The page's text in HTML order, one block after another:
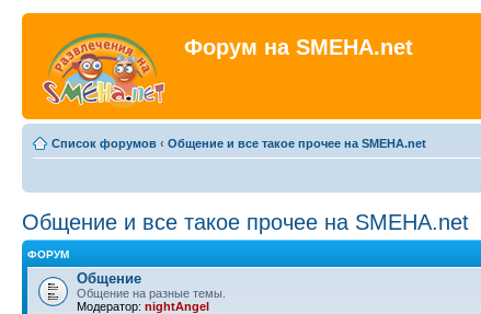
Форум на SMEHA.net
Список форумов ‹ Общение и все такое прочее на SMEHA.net
Общение и все такое прочее на SMEHA.net
ФОРУМ
Общение
Общение на разные темы.
Модератор: nightAngel